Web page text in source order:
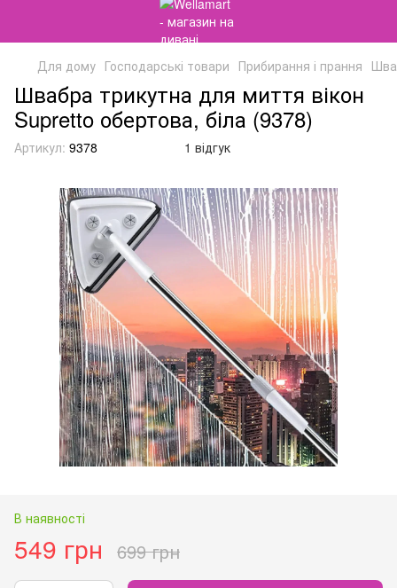
Для дому Господарські товари Прибирання і прання
Швабра трикутна для миття вікон
Supretto обертова, біла (9378)
Артикул: 9378 1 відгук
В наявності
549 грн 699 грн